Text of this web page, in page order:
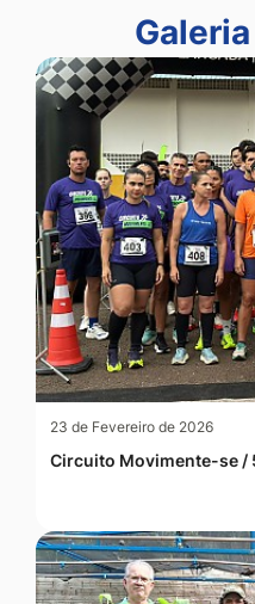
Seção Galeria de Fotos
23 de Fevereiro de 2026
Circuito Movimente-se /